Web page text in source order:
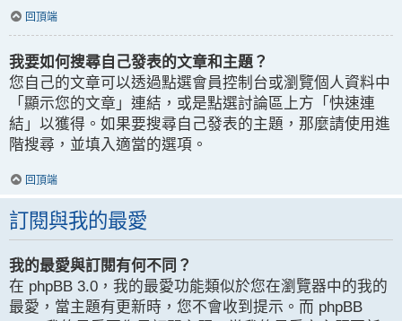
回頂端
我要如何搜尋自己發表的文章和主題？
您自己的文章可以透過點選會員控制台或瀏覽個人資料中
「顯示您的文章」連結，或是點選討論區上方「快速連
結」以獲得。如果要搜尋自己發表的主題，那麼請使用進
階搜尋，並填入適當的選項。
回頂端
訂閱與我的最愛
我的最愛與訂閱有何不同？
在 phpBB 3.0，我的最愛功能類似於您在瀏覽器中的我的
最愛，當主題有更新時，您不會收到提示。而 phpBB